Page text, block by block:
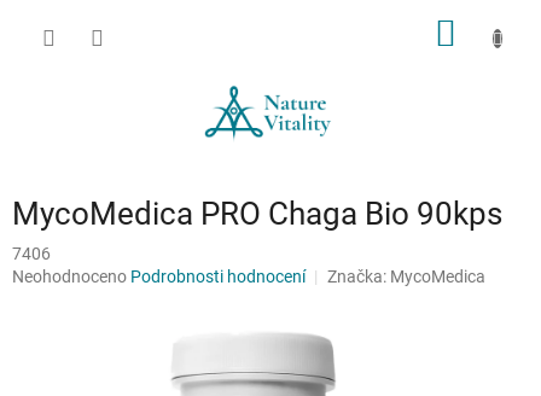
MycoMedica PRO Chaga Bio 90kps
7406
Průměrné
Neohodnoceno Podrobnosti hodnocení Značka: MycoMedica